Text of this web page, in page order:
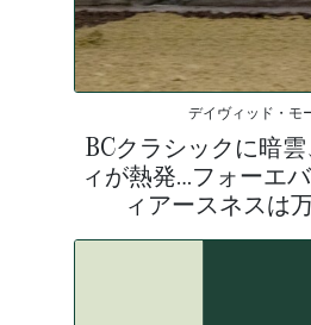
デイヴィッド・モ
BCクラシックに暗
ィが熱発…フォーエ
ィアースネスは